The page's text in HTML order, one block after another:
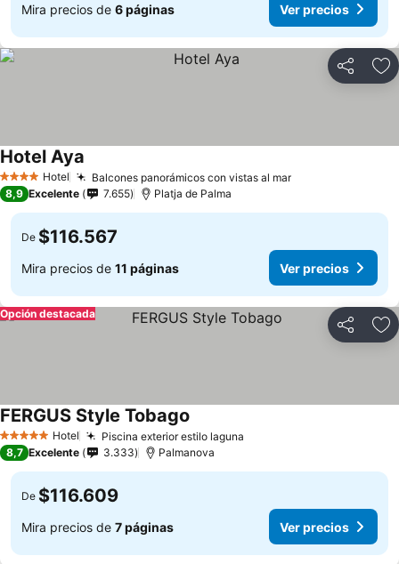
Mira precios de 6 páginas Ver precios
Compartir
4 EstrellasHotel Balcones panorámicos con vistas al marVer precios
Hotel Aya
8,9 Excelente 7.655 Platja de Palma
De $116.567
Mira precios de 11 páginas Ver precios
Compartir
Opción destacada
5 Estrellas Hotel Piscina exterior estilo laguna
FERGUS Style Tobago
8,7 Excelente 3.333 Palmanova
De $116.609
Mira precios de 7 páginas Ver precios